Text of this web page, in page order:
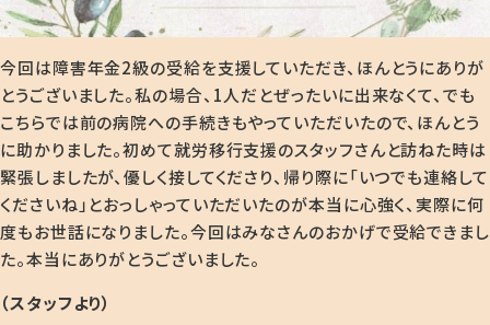
今回は障害年金2級の受給を支援していただき、ほんとうにありが
とうございました。私の場合、1人だとぜったいに出来なくて、でも
こちらでは前の病院への手続きもやっていただいたので、ほんとう
に助かりました。初めて就労移行支援のスタッフさんと訪ねた時は
緊張しましたが、優しく接してくださり、帰り際に「いつでも連絡して
くださいね」とおっしゃっていただいたのが本当に心強く、実際に何
度もお世話になりました。今回はみなさんのおかげで受給できまし
た。本当にありがとうございました。
（スタッフより）